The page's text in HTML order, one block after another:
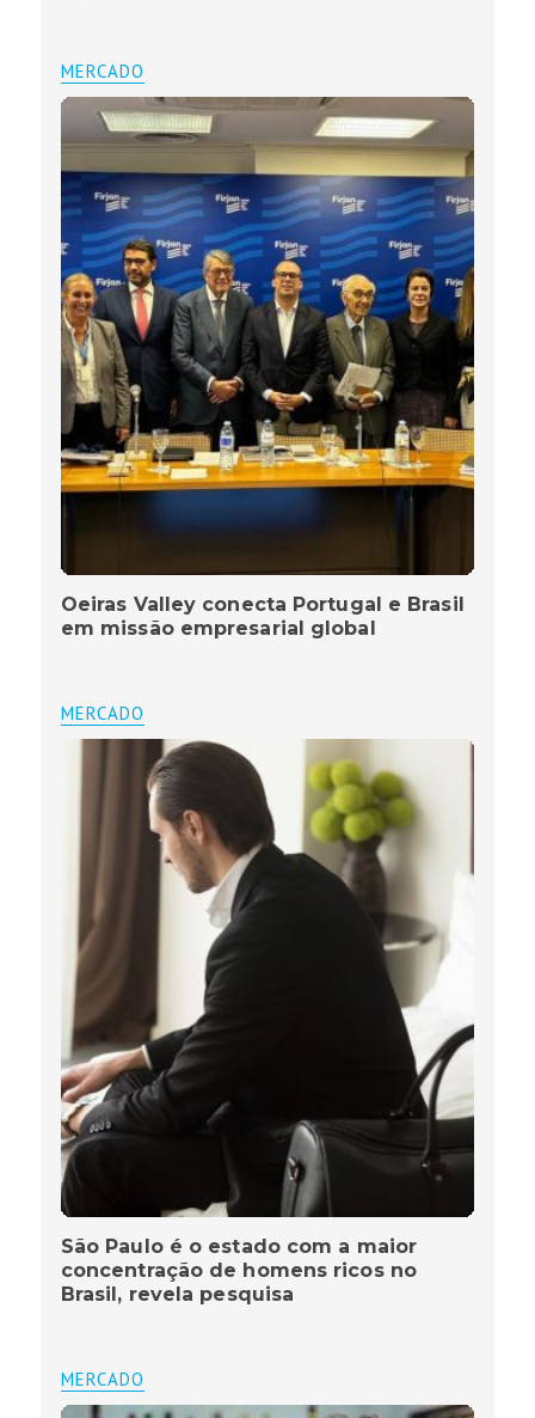
MERCADO
Oeiras Valley conecta Portugal e Brasil
em missão empresarial global
MERCADO
São Paulo é o estado com a maior
concentração de homens ricos no
Brasil, revela pesquisa
MERCADO